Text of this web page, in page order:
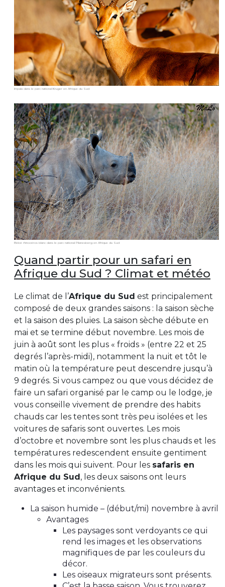
Impala dans le parc national Kruger en Afrique du Sud
Bébé rhinocéros blanc dans le parc national Pilanesberg en Afrique du Sud
Quand partir pour un safari en
Afrique du Sud ? Climat et météo
Le climat de l’Afrique du Sud est principalement
composé de deux grandes saisons : la saison sèche
et la saison des pluies. La saison sèche débute en
mai et se termine début novembre. Les mois de
juin à août sont les plus « froids » (entre 22 et 25
degrés l’après-midi), notamment la nuit et tôt le
matin où la température peut descendre jusqu’à
9 degrés. Si vous campez ou que vous décidez de
faire un safari organisé par le camp ou le lodge, je
vous conseille vivement de prendre des habits
chauds car les tentes sont très peu isolées et les
voitures de safaris sont ouvertes. Les mois
d’octobre et novembre sont les plus chauds et les
températures redescendent ensuite gentiment
dans les mois qui suivent. Pour les safaris en
Afrique du Sud, les deux saisons ont leurs
avantages et inconvénients.
La saison humide – (début/mi) novembre à avril
Avantages
Les paysages sont verdoyants ce qui
rend les images et les observations
magnifiques de par les couleurs du
décor.
Les oiseaux migrateurs sont présents.